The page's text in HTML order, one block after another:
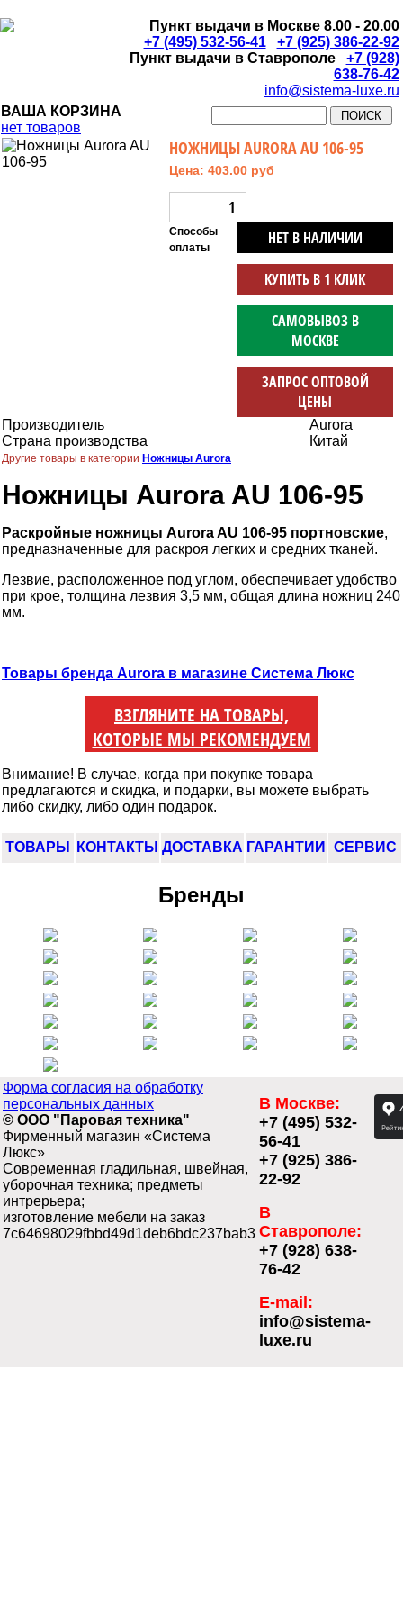
Пункт выдачи в Москве 8.00 - 20.00
+7 (495) 532-56-41
+7 (925) 386-22-92
Пункт выдачи в Ставрополе
+7 (928)
638-76-42
info@sistema-luxe.ru
ВАША КОРЗИНА
нет товаров
НОЖНИЦЫ AURORA AU 106-95
Цена: 403.00 руб
НЕТ В НАЛИЧИИ
КУПИТЬ В 1 КЛИК
САМОВЫВОЗ В
МОСКВЕ
ЗАПРОС ОПТОВОЙ
ЦЕНЫ
Способы
оплаты
Производитель
Aurora
Страна производства
Китай
Другие товары в категории Ножницы Aurora
Ножницы Aurora AU 106-95
Раскройные ножницы Aurora AU 106-95 портновские,
предназначенные для раскроя легких и средних тканей.
Лезвие, расположенное под углом, обеспечивает удобство
при крое, толщина лезвия 3,5 мм, общая длина ножниц 240
мм.
Товары бренда Aurora в магазине Система Люкс
ВЗГЛЯНИТЕ НА ТОВАРЫ,
КОТОРЫЕ МЫ РЕКОМЕНДУЕМ
Внимание! В случае, когда при покупке товара
предлагаются и скидка, и подарки, вы можете выбрать
либо скидку, либо один подарок.
ТОВАРЫ КОНТАКТЫ ДОСТАВКА ГАРАНТИИ СЕРВИС
Бренды
Форма согласия на обработку
персональных данных
© ООО "Паровая техника"
Фирменный магазин «Система
Люкс»
Современная гладильная, швейная,
уборочная техника; предметы
интрерьера;
изготовление мебели на заказ
7c64698029fbbd49d1deb6bdc237bab3
В Москве:
+7 (495) 532-
56-41
+7 (925) 386-
22-92
В
Ставрополе:
+7 (928) 638-
76-42
E-mail:
info@sistema-
luxe.ru